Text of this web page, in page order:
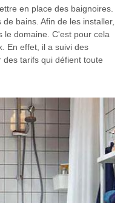
en place des baignoires.
bains. Afin de les installer,
le domaine. C'est pour cela
En effet, il a suivi des
tarifs qui défient toute